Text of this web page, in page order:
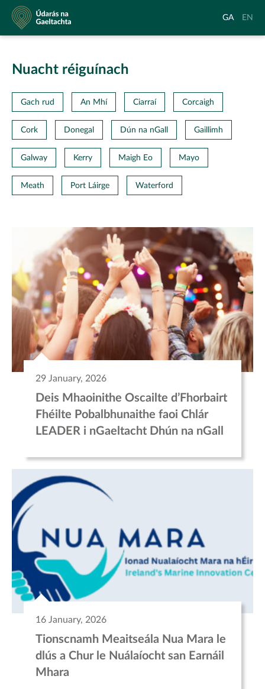
Údarás
na
Gaeltachta
Aistrigh
Gaeilge
GA
to
EN
Nuacht réiguínach
Gach rud An Mhí Ciarraí Corcaigh
Cork Donegal Dún na nGall Gaillimh
Galway Kerry Maigh Eo Mayo
Meath Port Láirge Waterford
29 January, 2026
Deis Mhaoinithe Oscailte d’Fhorbairt
Fhéilte Pobalbhunaithe faoi Chlár
LEADER i nGaeltacht Dhún na nGall
16 January, 2026
Tionscnamh Meaitseála Nua Mara le
dlús a Chur le Nuálaíocht san Earnáil
Mhara